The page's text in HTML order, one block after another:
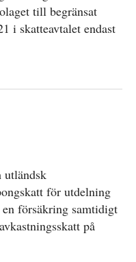
till begränsat
i skatteavtalet endast
utländsk
för utdelning
försäkring samtidigt
på